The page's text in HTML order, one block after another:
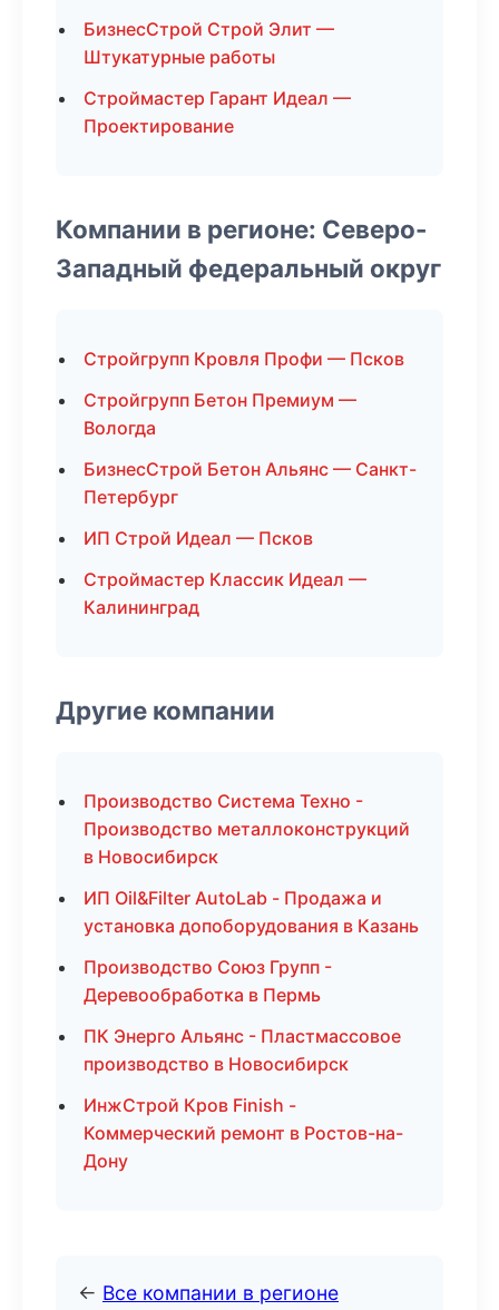
БизнесСтрой Строй Элит —
Штукатурные работы
Строймастер Гарант Идеал —
Проектирование
Компании в регионе: Северо-
Западный федеральный округ
Стройгрупп Кровля Профи — Псков
Стройгрупп Бетон Премиум —
Вологда
БизнесСтрой Бетон Альянс — Санкт-
Петербург
ИП Строй Идеал — Псков
Строймастер Классик Идеал —
Калининград
Другие компании
Производство Система Техно -
Производство металлоконструкций
в Новосибирск
ИП Oil&Filter AutoLab - Продажа и
установка допоборудования в Казань
Производство Союз Групп -
Деревообработка в Пермь
ПК Энерго Альянс - Пластмассовое
производство в Новосибирск
ИнжСтрой Кров Finish -
Коммерческий ремонт в Ростов-на-
Дону
← Все компании в регионе